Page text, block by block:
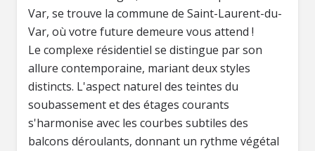
Var, se trouve la commune de Saint-Laurent-du-
Var, où votre future demeure vous attend !
Le complexe résidentiel se distingue par son
allure contemporaine, mariant deux styles
distincts. L'aspect naturel des teintes du
soubassement et des étages courants
s'harmonise avec les courbes subtiles des
balcons déroulants, donnant un rythme végétal